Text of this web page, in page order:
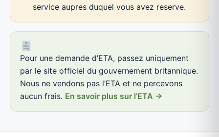
service aupres duquel vous avez reserve.
Pour une demande d’ETA, passez uniquement
par le site officiel du gouvernement britannique.
Nous ne vendons pas l’ETA et ne percevons
aucun frais. En savoir plus sur l’ETA →